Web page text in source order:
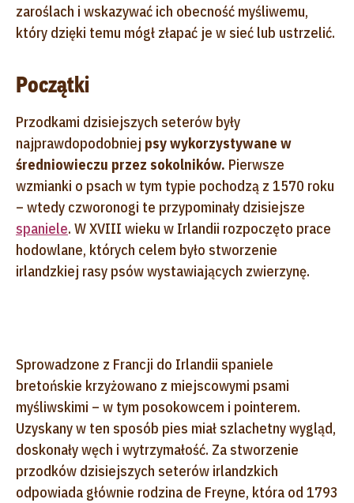
zaroślach i wskazywać ich obecność myśliwemu,
który dzięki temu mógł złapać je w sieć lub ustrzelić.
Początki
Przodkami dzisiejszych seterów były
najprawdopodobniej psy wykorzystywane w
średniowieczu przez sokolników. Pierwsze
wzmianki o psach w tym typie pochodzą z 1570 roku
– wtedy czworonogi te przypominały dzisiejsze
spaniele. W XVIII wieku w Irlandii rozpoczęto prace
hodowlane, których celem było stworzenie
irlandzkiej rasy psów wystawiających zwierzynę.
Sprowadzone z Francji do Irlandii spaniele
bretońskie krzyżowano z miejscowymi psami
myśliwskimi – w tym posokowcem i pointerem.
Uzyskany w ten sposób pies miał szlachetny wygląd,
doskonały węch i wytrzymałość. Za stworzenie
przodków dzisiejszych seterów irlandzkich
odpowiada głównie rodzina de Freyne, która od 1793